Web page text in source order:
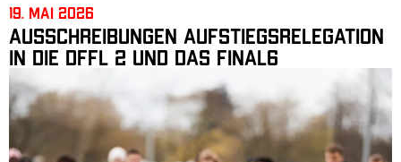
19. Mai 2026
Ausschreibungen Aufstiegsrelegation
in die DFFL 2 und das Final6